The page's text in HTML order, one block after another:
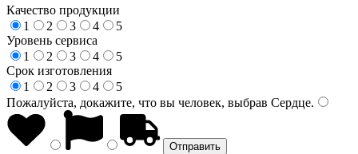
Качество продукции
1
2 3 4
5
Уровень сервиса
1
2 3 4
5
Срок изготовления
1
2 3 4
5
Пожалуйста, докажите, что вы человек, выбрав Сердце.